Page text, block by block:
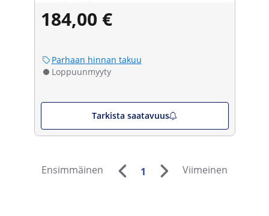
184,00 €
Parhaan hinnan takuu
Loppuunmyyty
Tarkista saatavuus
Ensimmäinen 1 Viimeinen